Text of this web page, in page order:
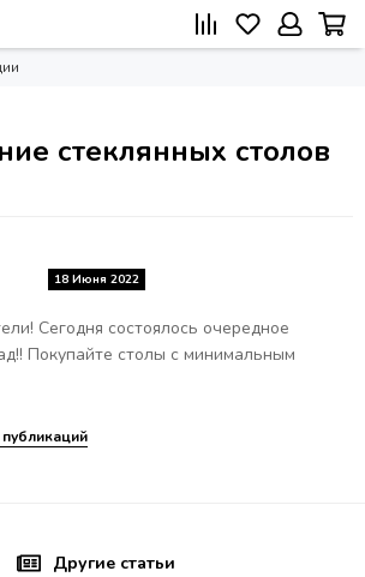
стеклянных столов
18 Июня 2022
Сегодня состоялось очередное
Покупайте столы с минимальным
публикаций
Другие статьи